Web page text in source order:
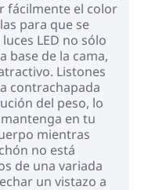
fácilmente el color
para que se
LED no sólo
base de la cama,
Listones
contrachapada
del peso, lo
en tu
mientras
no está
de una variada
un vistazo a